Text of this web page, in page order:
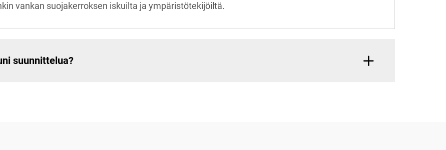
vankan suojakerroksen iskuilta ja ympäristötekijöiltä.
suunnittelua?